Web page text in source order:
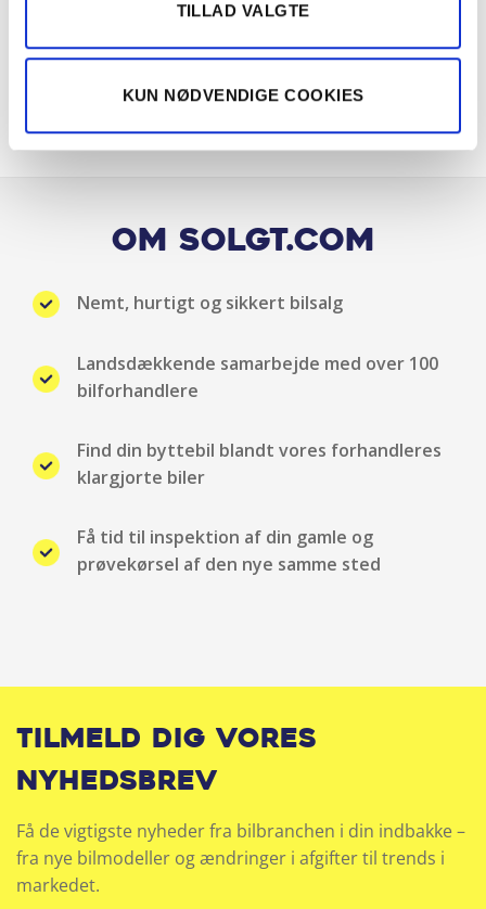
TILLAD VALGTE
KUN NØDVENDIGE COOKIES
Håndfri telefon
Højdejusterbart førersæde
LED baglygter
LED kørelys
Multifunktionsrat
Nøglefri start
Parkeringssensor bag
Om Solgt.com
Nemt, hurtigt og sikkert bilsalg
Landsdækkende samarbejde med over 100
bilforhandlere
Find din byttebil blandt vores forhandleres
klargjorte biler
Få tid til inspektion af din gamle og
prøvekørsel af den nye samme sted
Tilmeld dig vores
nyhedsbrev
Få de vigtigste nyheder fra bilbranchen i din indbakke –
fra nye bilmodeller og ændringer i afgifter til trends i
markedet.